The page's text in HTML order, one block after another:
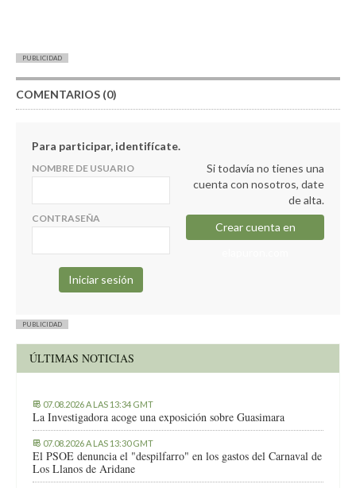
PUBLICIDAD
COMENTARIOS (0)
Para participar, identifícate.
NOMBRE DE USUARIO
CONTRASEÑA
Si todavía no tienes una
cuenta con nosotros, date
de alta.
Crear cuenta en
PUBLICIDAD
ÚLTIMAS NOTICIAS
07.08.2026 A LAS 13:34 GMT
La Investigadora acoge una exposición sobre Guasimara
07.08.2026 A LAS 13:30 GMT
El PSOE denuncia el "despilfarro" en los gastos del Carnaval de
Los Llanos de Aridane